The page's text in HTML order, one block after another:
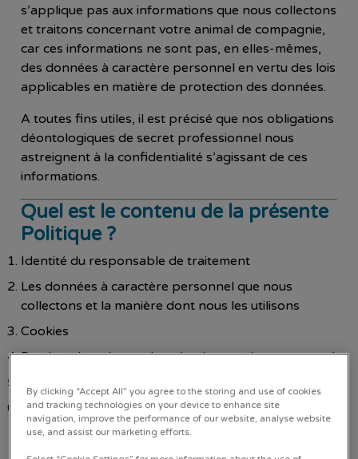
s’applique pas aux informations que nous collectons
et traitons concernant votre animal de compagnie,
car ces informations ne sont pas, en elles-mêmes,
des données à caractère personnel en vertu des lois
applicables en matière de protection des données.
A toutes fins utiles, il est précisé que nos obligations
déontologiques de secret professionnel nous
astreignent à la confidentialité s’agissant de ces
informations.
Quel est le contenu de la présente
Politique ?
Identité du responsable de traitement
Les données à caractère personnel que nous
collectons et la manière dont nous les utilisons
Cookies
Destinataires de vos données à caractère personnel
Préserver la sécurité de vos données à caractère
personnel
By clicking “Accept All” you agree to the storing and use of cookies
and tracking technologies on your device to enhance site
navigation, improve the performance of our website, analyse website
use, and assist our marketing efforts.